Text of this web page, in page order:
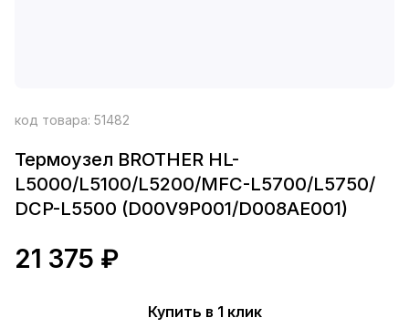
код товара: 51482
Термоузел BROTHER HL-
L5000/L5100/L5200/MFC-L5700/L5750/
DCP-L5500 (D00V9P001/D008AE001)
21 375 ₽
Купить в 1 клик